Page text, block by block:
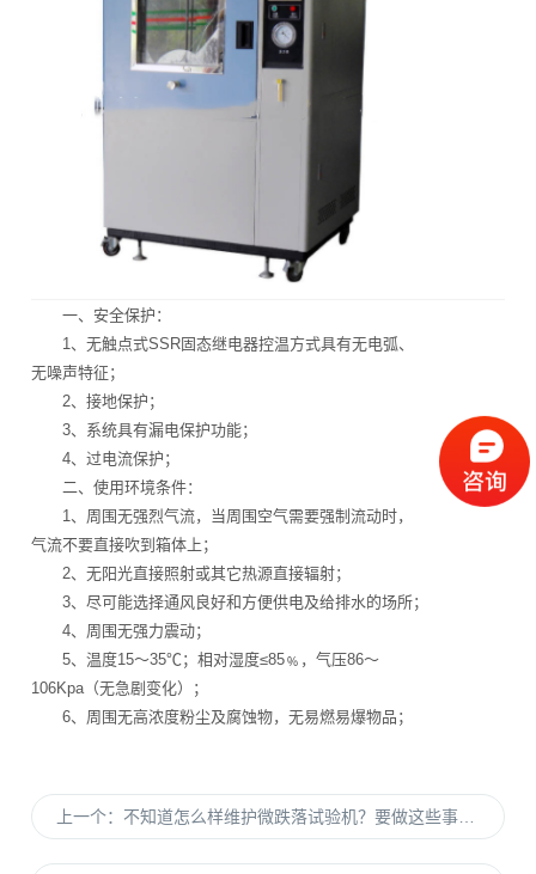
一、安全保护：
1、无触点式SSR固态继电器控温方式具有无电弧、
无噪声特征；
2、接地保护；
3、系统具有漏电保护功能；
4、过电流保护；
二、使用环境条件：
1、周围无强烈气流，当周围空气需要强制流动时，
气流不要直接吹到箱体上；
2、无阳光直接照射或其它热源直接辐射；
3、尽可能选择通风良好和方便供电及给排水的场所；
4、周围无强力震动；
5、温度15～35℃；相对湿度≤85﹪，气压86～
106Kpa（无急剧变化）；
6、周围无高浓度粉尘及腐蚀物，无易燃易爆物品；
上一个： 不知道怎么样维护微跌落试验机？要做这些事情呢